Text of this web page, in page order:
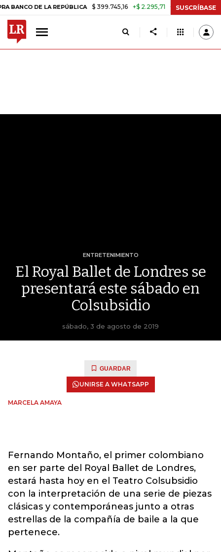
$ 399.745,16 +$ 2.295,71 +0,58% TASA DE USURA
SUSCRÍBASE
ENTRETENIMIENTO
El Royal Ballet de Londres se
presentará este sábado en
Colsubsidio
sábado, 3 de agosto de 2019
GUARDAR
UNIRSE A WHATSAPP
MARCELA AMAYA
Fernando Montaño, el primer colombiano
en ser parte del Royal Ballet de Londres,
estará hasta hoy en el Teatro Colsubsidio
con la interpretación de una serie de piezas
clásicas y contemporáneas junto a otras
estrellas de la compañía de baile a la que
pertenece.